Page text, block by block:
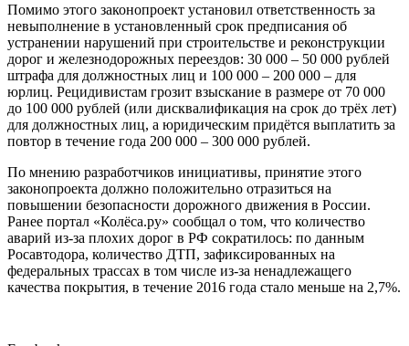
Помимо этого законопроект установил ответственность за
невыполнение в установленный срок предписания об
устранении нарушений при строительстве и реконструкции
дорог и железнодорожных переездов: 30 000 – 50 000 рублей
штрафа для должностных лиц и 100 000 – 200 000 – для
юрлиц. Рецидивистам грозит взыскание в размере от 70 000
до 100 000 рублей (или дисквалификация на срок до трёх лет)
для должностных лиц, а юридическим придётся выплатить за
повтор в течение года 200 000 – 300 000 рублей.
По мнению разработчиков инициативы, принятие этого
законопроекта должно положительно отразиться на
повышении безопасности дорожного движения в России.
Ранее портал «Колёса.ру» сообщал о том, что количество
аварий из-за плохих дорог в РФ сократилось: по данным
Росавтодора, количество ДТП, зафиксированных на
федеральных трассах в том числе из-за ненадлежащего
качества покрытия, в течение 2016 года стало меньше на 2,7%.